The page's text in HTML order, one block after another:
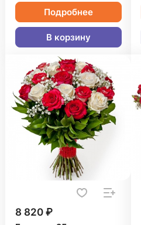
Подробнее
В корзину
8 820 ₽